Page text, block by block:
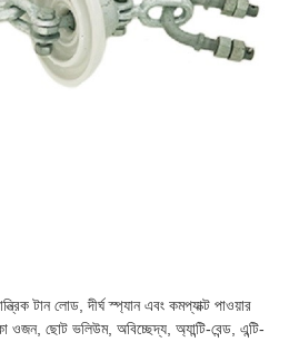
টান লোড, দীর্ঘ স্প্যান এবং কমপ্যাক্ট পাওয়ার
ওজন, ছোট ভলিউম, অবিচ্ছেদ্য, অ্যান্টি-বেন্ড, এন্টি-